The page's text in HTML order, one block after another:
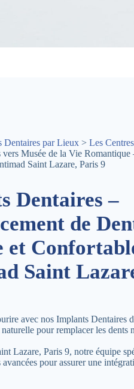
Dentaires par Lieux > Les
Musée de la Vie Romantique
Saint Lazare, Paris 9
Dentaires –
de
et
Saint
avec nos Implants Dentaires
pour remplacer les dents
Lazare, Paris 9, notre équipe
pour assurer une